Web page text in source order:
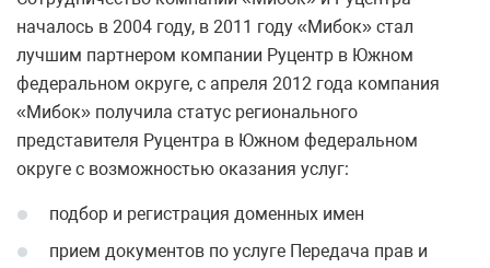
началось в 2004 году, в 2011 году «Мибок» стал
лучшим партнером компании Руцентр в Южном
федеральном округе, с апреля 2012 года компания
«Мибок» получила статус регионального
представителя Руцентра в Южном федеральном
округе с возможностью оказания услуг:
подбор и регистрация доменных имен
прием документов по услуге Передача прав и